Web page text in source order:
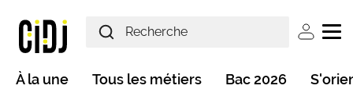
User
Main navigation
À la une Tous les métiers Bac 2026